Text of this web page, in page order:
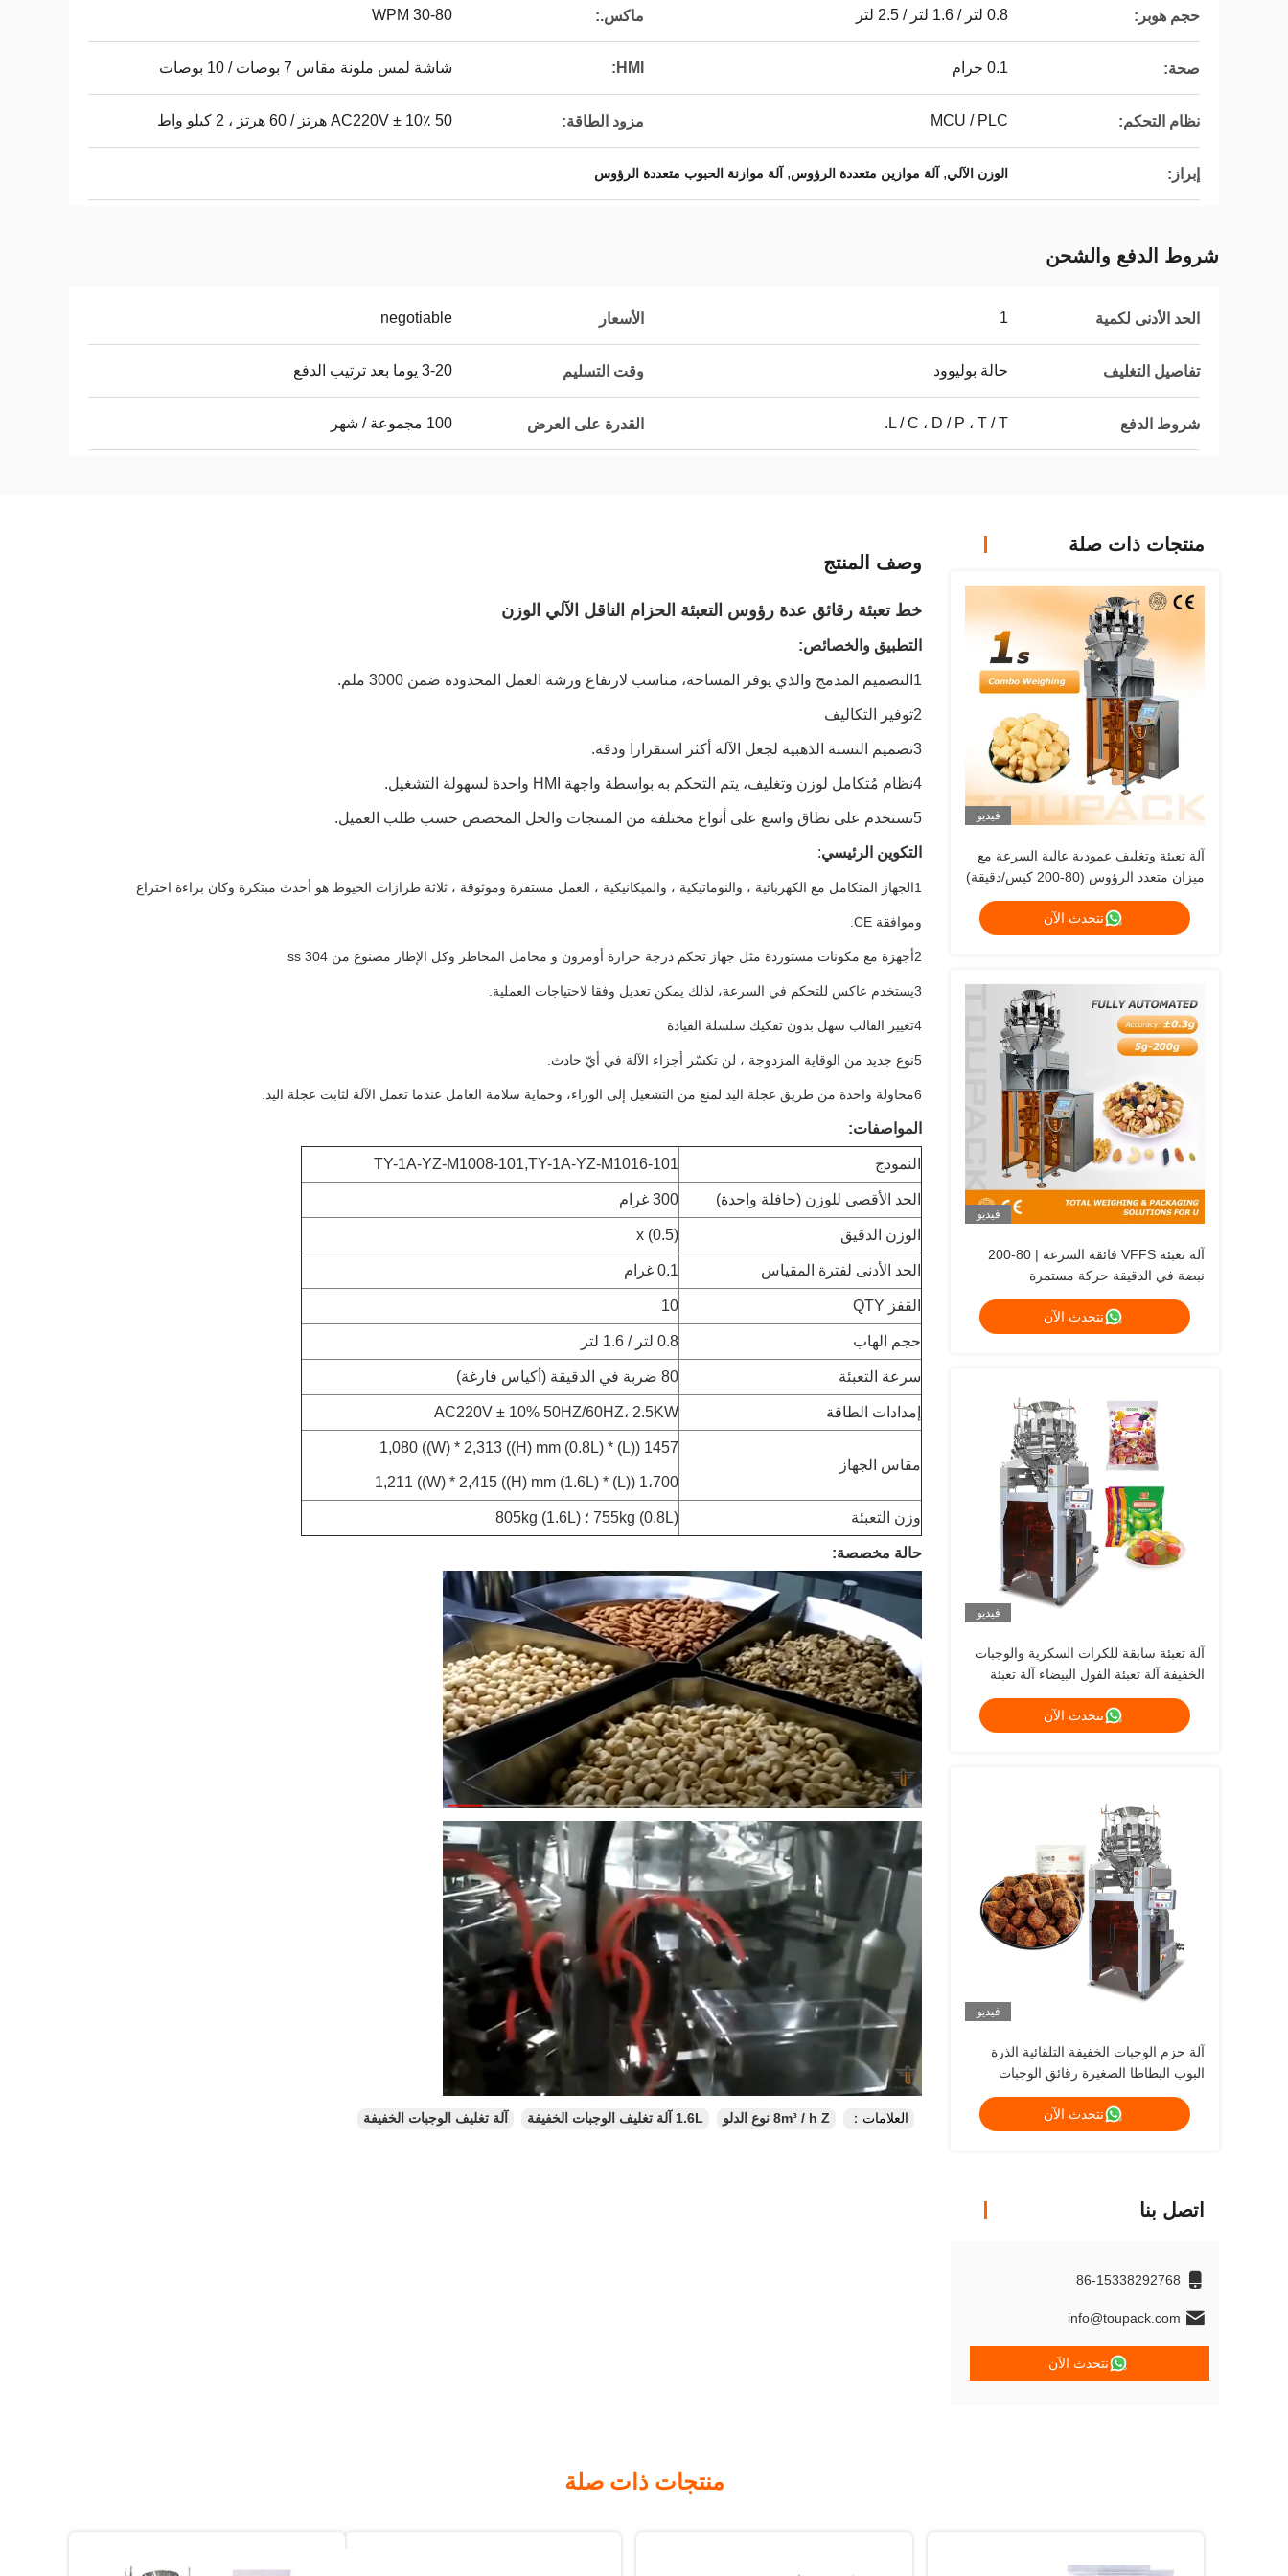
حجم هوبر: 0.8 لتر / 1.6 لتر / 2.5 لتر ماكس.: 30-80 WPM
صحة: 0.1 جرام HMI: شاشة لمس ملونة مقاس 7 بوصات / 10 بوصات
نظام التحكم: MCU / PLC مزود الطاقة: AC220V ± 10٪ 50 هرتز / 60 هرتز ، 2 كيلو واط
إبراز: الوزن الآلي, آلة موازين متعددة الرؤوس, آلة موازنة الحبوب متعددة الرؤوس
شروط الدفع والشحن
الحد الأدنى لكمية 1 الأسعار negotiable
تفاصيل التغليف حالة بوليوود وقت التسليم 3-20 يوما بعد ترتيب الدفع
شروط الدفع L / C ، D / P ، T / T. القدرة على العرض 100 مجموعة / شهر
منتجات ذات صلة
فيديو
آلة تعبئة وتغليف عمودية عالية السرعة مع
ميزان متعدد الرؤوس (80-200 كيس/دقيقة)
نتحدث الآن
فيديو
آلة تعبئة VFFS فائقة السرعة | 80-200
نبضة في الدقيقة حركة مستمرة
نتحدث الآن
فيديو
آلة تعبئة سابقة للكرات السكرية والوجبات
الخفيفة آلة تعبئة الفول البيضاء آلة تعبئة
نتحدث الآن
فيديو
آلة حزم الوجبات الخفيفة التلقائية الذرة
البوب البطاطا الصغيرة رقائق الوجبات
الخفيفة الطعام آلة حزم عمودية للوجبات
الخفيفة
نتحدث الآن
اتصل بنا
86-15338292768
info@toupack.com
نتحدث الآن
وصف المنتج
خط تعبئة رقائق عدة رؤوس التعبئة الحزام الناقل الآلي الوزن
التطبيق والخصائص:
1التصميم المدمج والذي يوفر المساحة، مناسب لارتفاع ورشة العمل المحدودة ضمن 3000 ملم.
2توفير التكاليف
3تصميم النسبة الذهبية لجعل الآلة أكثر استقرارا ودقة.
4نظام مُتكامل لوزن وتغليف، يتم التحكم به بواسطة واجهة HMI واحدة لسهولة التشغيل.
5تستخدم على نطاق واسع على أنواع مختلفة من المنتجات والحل المخصص حسب طلب العميل.
التكوين الرئيسي:
1الجهاز المتكامل مع الكهربائية ، والنوماتيكية ، والميكانيكية ، العمل مستقرة وموثوقة ، ثلاثة طرازات الخيوط هو أحدث مبتكرة وكان براءة اختراع
وموافقة CE.
2أجهزة مع مكونات مستوردة مثل جهاز تحكم درجة حرارة أومرون و محامل المخاطر وكل الإطار مصنوع من ss 304
3يستخدم عاكس للتحكم في السرعة، لذلك يمكن تعديل وفقا لاحتياجات العملية.
4تغيير القالب سهل بدون تفكيك سلسلة القيادة
5نوع جديد من الوقاية المزدوجة ، لن تكسّر أجزاء الآلة في أيّ حادث.
6محاولة واحدة من طريق عجلة اليد لمنع من التشغيل إلى الوراء، وحماية سلامة العامل عندما تعمل الآلة لثابت عجلة اليد.
المواصفات:
النموذج TY-1A-YZ-M1008-101,TY-1A-YZ-M1016-101
الحد الأقصى للوزن (حافلة واحدة) 300 غرام
الوزن الدقيق x (0.5)
الحد الأدنى لفترة المقياس 0.1 غرام
القفز QTY 10
حجم الهاب 0.8 لتر / 1.6 لتر
سرعة التعبئة 80 ضربة في الدقيقة (أكياس فارغة)
إمدادات الطاقة AC220V ± 10% 50HZ/60HZ، 2.5KW
مقاس الجهاز
1457 ((L) * 1,080 ((W) * 2,313 ((H) mm (0.8L)
1،700 ((L) * 1,211 ((W) * 2,415 ((H) mm (1.6L)
وزن التعبئة 755kg (0.8L) ؛ 805kg (1.6L)
حالة مخصصة:
العلامات： 8m³ / h Z نوع الدلو 1.6L آلة تغليف الوجبات الخفيفة آلة تغليف الوجبات الخفيفة
منتجات ذات صلة